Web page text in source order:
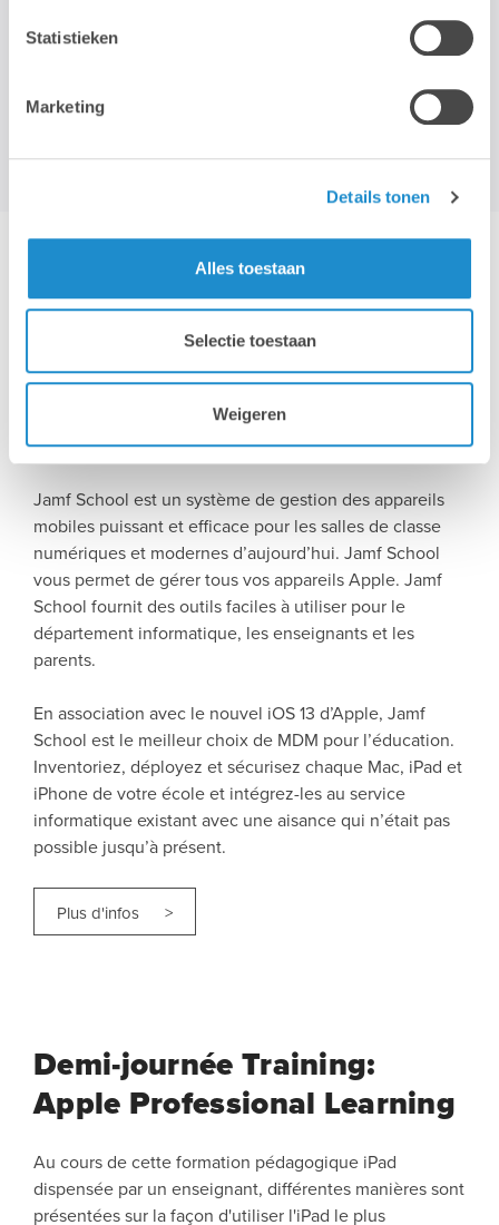
Statistieken
Marketing
Details tonen
Alles toestaan
Selectie toestaan
Weigeren
JAMF SCHOOL : LA GESTION
DES APPAREILS MOBILES
SANS SOUCIS
Jamf School est un système de gestion des appareils
mobiles puissant et efficace pour les salles de classe
numériques et modernes d’aujourd’hui. Jamf School
vous permet de gérer tous vos appareils Apple. Jamf
School fournit des outils faciles à utiliser pour le
département informatique, les enseignants et les
parents.
En association avec le nouvel iOS 13 d’Apple, Jamf
School est le meilleur choix de MDM pour l’éducation.
Inventoriez, déployez et sécurisez chaque Mac, iPad et
iPhone de votre école et intégrez-les au service
informatique existant avec une aisance qui n’était pas
possible jusqu’à présent.
Plus d'infos >
Demi-journée Training:
Apple Professional Learning
Au cours de cette formation pédagogique iPad
dispensée par un enseignant, différentes manières sont
présentées sur la façon d'utiliser l'iPad le plus